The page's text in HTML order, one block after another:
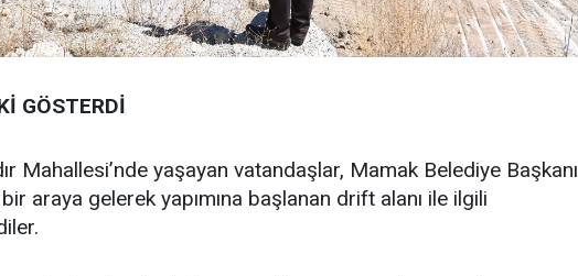
GÖSTERDİ
Mahallesi’nde yaşayan vatandaşlar, Mamak Belediye Başkanı
araya gelerek yapımına başlanan drift alanı ile ilgili